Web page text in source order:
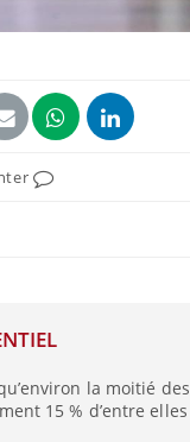
la moitié
15 % d’entre
mental ou
de la
ce qui la rend